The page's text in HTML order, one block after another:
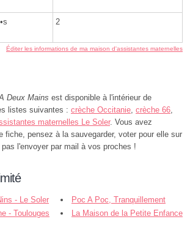
2
Éditer les informations de ma maison d'assistantes maternelles
Deux Mains est disponible à l'intérieur de
listes suivantes : crèche Occitanie crèche 66
maternelles Le Soler. Vous avez
fiche, pensez à la sauvegarder, voter pour elle sur
pas l'envoyer par mail à vos proches !
- Le Soler
Poc A Poc, Tranquillement
Devenir Grand - Toulouges
- Toulouges
La Maison de la Petite Enfance